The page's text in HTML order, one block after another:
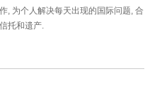
, 为个人解决每天出现的国际问题, 合
托和遗产.